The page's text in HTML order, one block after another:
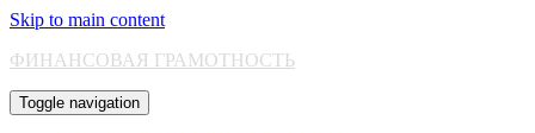
Skip to main content
ФИНАНСОВАЯ ГРАМОТНОСТЬ
Toggle navigation